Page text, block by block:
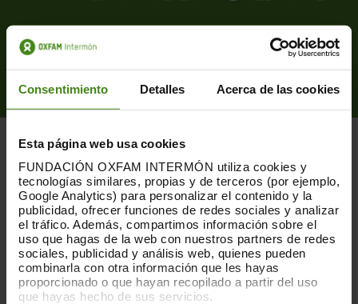
Consentimiento Detalles Acerca de las cookies
Esta página web usa cookies
FUNDACIÓN OXFAM INTERMÓN utiliza cookies y
tecnologías similares, propias y de terceros (por ejemplo,
Google Analytics) para personalizar el contenido y la
publicidad, ofrecer funciones de redes sociales y analizar
el tráfico. Además, compartimos información sobre el
uso que hagas de la web con nuestros partners de redes
sociales, publicidad y análisis web, quienes pueden
combinarla con otra información que les hayas
proporcionado o que hayan recopilado a partir del uso
que hayas hecho de sus servicios.
PUBLICACIONES RELACIONADAS